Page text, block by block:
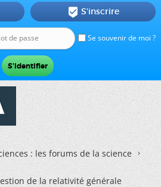
Se souvenir de moi ?
 S'inscrire
: les forums de la science
de la relativité générale